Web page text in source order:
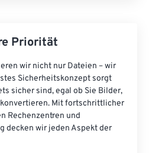
Priorität
wir nicht nur Dateien – wir
Sicherheitskonzept sorgt
sicher sind, egal ob Sie Bilder,
Mit fortschrittlicher
Rechenzentren und
decken wir jeden Aspekt der